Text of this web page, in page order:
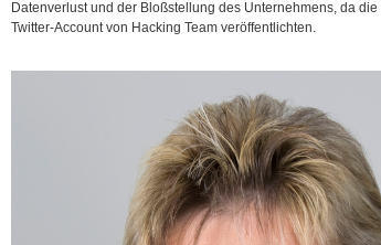
Datenverlust und der Bloßstellung des Unternehmens, da
Twitter-Account von Hacking Team veröffentlichten.